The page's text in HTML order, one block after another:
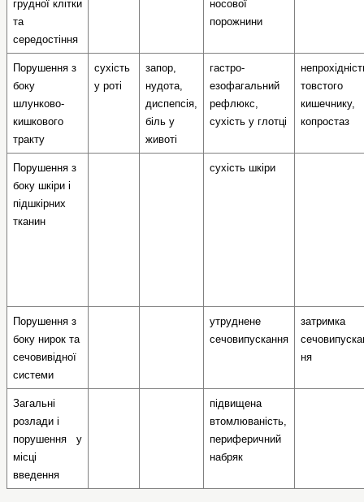
грудної клітки
та
середостіння
носової
порожнини
Порушення з
боку
шлунково-
кишкового
тракту
сухість
у роті
запор,
нудота,
диспепсія,
біль у
животі
гастро-
езофагальний
рефлюкс,
сухість у глотці
товстого
кишечнику,
копростаз
Порушення з
боку шкіри і
підшкірних
тканин
сухість шкіри
Порушення з
боку нирок та
сечовивідної
системи
утруднене
сечовипускання
затримка
ня
Загальні
розлади і
порушення   у
місці
введення
підвищена
втомлюваність,
периферичний
набряк